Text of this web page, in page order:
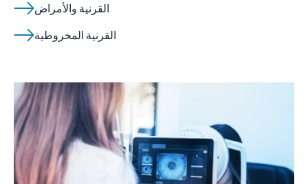
القرنية والأمراض
القرنية المخروطية